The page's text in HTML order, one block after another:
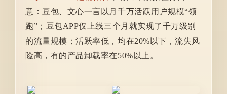
意：豆包、文心一言以月千万活跃用户规模“领
跑”；豆包APP仅上线三个月就实现了千万级别
的流量规模；活跃率低，均在20%以下，流失风
险高，有的产品卸载率在50%以上。